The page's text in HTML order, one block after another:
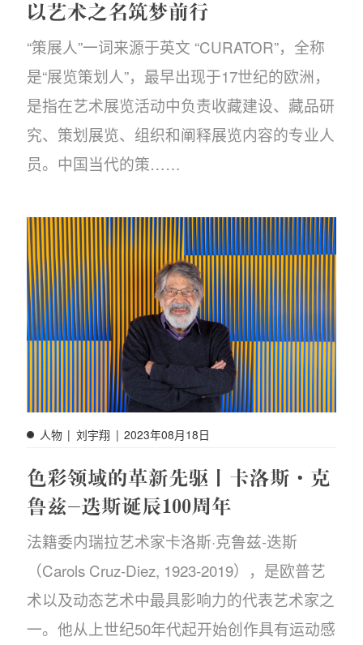
以艺术之名筑梦前行
“策展人”一词来源于英文 “CURATOR”，全称
是“展览策划人”，最早出现于17世纪的欧洲，
是指在艺术展览活动中负责收藏建设、藏品研
究、策划展览、组织和阐释展览内容的专业人
员。中国当代的策……
色彩领域的革新先驱丨卡洛斯·克
鲁兹-迭斯诞辰100周年
法籍委内瑞拉艺术家卡洛斯·克鲁兹-迭斯
（Carols Cruz-Diez, 1923-2019），是欧普艺
术以及动态艺术中最具影响力的代表艺术家之
一。他从上世纪50年代起开始创作具有运动感
人物 | 刘宇翔 | 2023年08月18日